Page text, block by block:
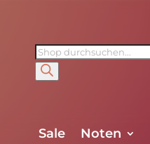
Products
search
Sale Noten